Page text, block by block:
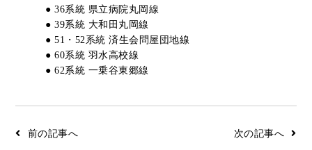
● 36系統 県立病院丸岡線
● 39系統 大和田丸岡線
● 51・52系統 済生会問屋団地線
● 60系統 羽水高校線
● 62系統 一乗谷東郷線
前の記事へ 次の記事へ